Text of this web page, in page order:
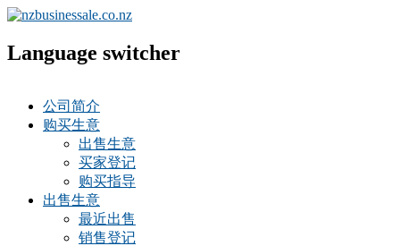
Language switcher
公司简介
购买生意
出售生意
买家登记
购买指导
出售生意
最近出售
销售登记